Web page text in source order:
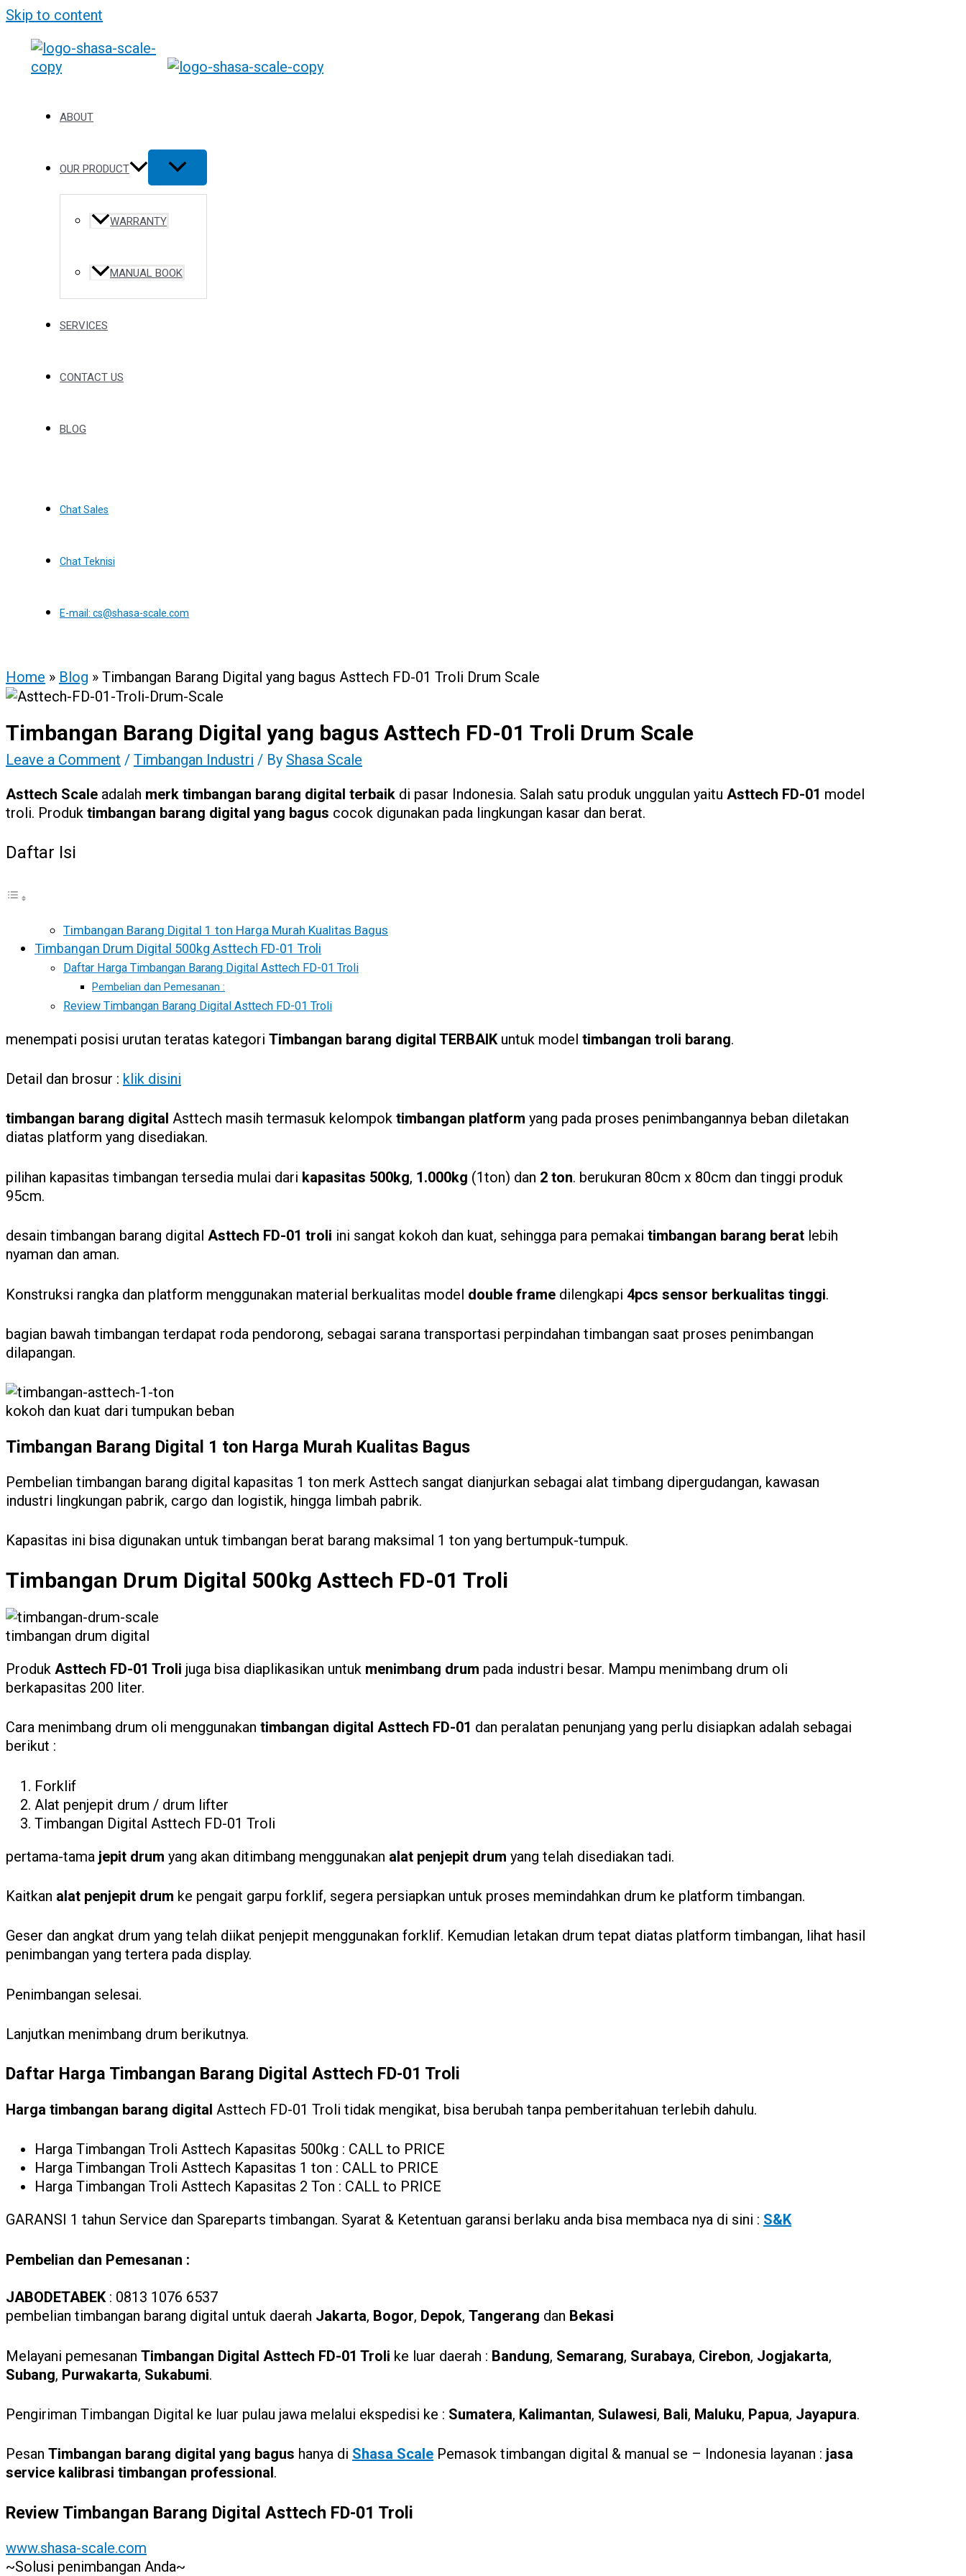
Skip to content
ABOUT
OUR PRODUCT
WARRANTY
MANUAL BOOK
SERVICES
CONTACT US
BLOG
Chat Sales
Chat Teknisi
E-mail: cs@shasa-scale.com
Home » Blog » Timbangan Barang Digital yang bagus Asttech FD-01 Troli Drum Scale
Timbangan Barang Digital yang bagus Asttech FD-01 Troli Drum Scale
Leave a Comment / Timbangan Industri / By Shasa Scale
Asttech Scale adalah merk timbangan barang digital terbaik di pasar Indonesia. Salah satu produk unggulan yaitu Asttech FD-01 model
troli. Produk timbangan barang digital yang bagus cocok digunakan pada lingkungan kasar dan berat.
Daftar Isi
Timbangan Barang Digital 1 ton Harga Murah Kualitas Bagus
Timbangan Drum Digital 500kg Asttech FD-01 Troli
Daftar Harga Timbangan Barang Digital Asttech FD-01 Troli
Pembelian dan Pemesanan :
Review Timbangan Barang Digital Asttech FD-01 Troli
menempati posisi urutan teratas kategori Timbangan barang digital TERBAIK untuk model timbangan troli barang.
Detail dan brosur : klik disini
timbangan barang digital Asttech masih termasuk kelompok timbangan platform yang pada proses penimbangannya beban diletakan
diatas platform yang disediakan.
pilihan kapasitas timbangan tersedia mulai dari kapasitas 500kg, 1.000kg (1ton) dan 2 ton. berukuran 80cm x 80cm dan tinggi produk
95cm.
desain timbangan barang digital Asttech FD-01 troli ini sangat kokoh dan kuat, sehingga para pemakai timbangan barang berat lebih
nyaman dan aman.
Konstruksi rangka dan platform menggunakan material berkualitas model double frame dilengkapi 4pcs sensor berkualitas tinggi.
bagian bawah timbangan terdapat roda pendorong, sebagai sarana transportasi perpindahan timbangan saat proses penimbangan
dilapangan.
kokoh dan kuat dari tumpukan beban
Timbangan Barang Digital 1 ton Harga Murah Kualitas Bagus
Pembelian timbangan barang digital kapasitas 1 ton merk Asttech sangat dianjurkan sebagai alat timbang dipergudangan, kawasan
industri lingkungan pabrik, cargo dan logistik, hingga limbah pabrik.
Kapasitas ini bisa digunakan untuk timbangan berat barang maksimal 1 ton yang bertumpuk-tumpuk.
Timbangan Drum Digital 500kg Asttech FD-01 Troli
timbangan drum digital
Produk Asttech FD-01 Troli juga bisa diaplikasikan untuk menimbang drum pada industri besar. Mampu menimbang drum oli
berkapasitas 200 liter.
Cara menimbang drum oli menggunakan timbangan digital Asttech FD-01 dan peralatan penunjang yang perlu disiapkan adalah sebagai
berikut :
Forklif
Alat penjepit drum / drum lifter
Timbangan Digital Asttech FD-01 Troli
pertama-tama jepit drum yang akan ditimbang menggunakan alat penjepit drum yang telah disediakan tadi.
Kaitkan alat penjepit drum ke pengait garpu forklif, segera persiapkan untuk proses memindahkan drum ke platform timbangan.
Geser dan angkat drum yang telah diikat penjepit menggunakan forklif. Kemudian letakan drum tepat diatas platform timbangan, lihat hasil
penimbangan yang tertera pada display.
Penimbangan selesai.
Lanjutkan menimbang drum berikutnya.
Daftar Harga Timbangan Barang Digital Asttech FD-01 Troli
Harga timbangan barang digital Asttech FD-01 Troli tidak mengikat, bisa berubah tanpa pemberitahuan terlebih dahulu.
Harga Timbangan Troli Asttech Kapasitas 500kg : CALL to PRICE
Harga Timbangan Troli Asttech Kapasitas 1 ton : CALL to PRICE
Harga Timbangan Troli Asttech Kapasitas 2 Ton : CALL to PRICE
GARANSI 1 tahun Service dan Spareparts timbangan. Syarat & Ketentuan garansi berlaku anda bisa membaca nya di sini : S&K
Pembelian dan Pemesanan :
JABODETABEK: 0813 1076 6537
pembelian timbangan barang digital untuk daerah Jakarta, Bogor, Depok, Tangerang dan Bekasi
Melayani pemesanan Timbangan Digital Asttech FD-01 Troli ke luar daerah : Bandung, Semarang, Surabaya, Cirebon, Jogjakarta,
Subang, Purwakarta, Sukabumi.
Pengiriman Timbangan Digital ke luar pulau jawa melalui ekspedisi ke : Sumatera, Kalimantan, Sulawesi, Bali, Maluku, Papua, Jayapura.
Pesan Timbangan barang digital yang bagus hanya di Shasa Scale Pemasok timbangan digital & manual se – Indonesia layanan : jasa
service kalibrasi timbangan professional .
Review Timbangan Barang Digital Asttech FD-01 Troli
www.shasa-scale.com
~Solusi penimbangan Anda~